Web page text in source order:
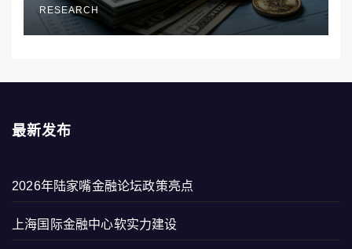
RESEARCH
最新发布
2026年陆家嘴金融论坛政策亮点
上海国际金融中心软实力建设